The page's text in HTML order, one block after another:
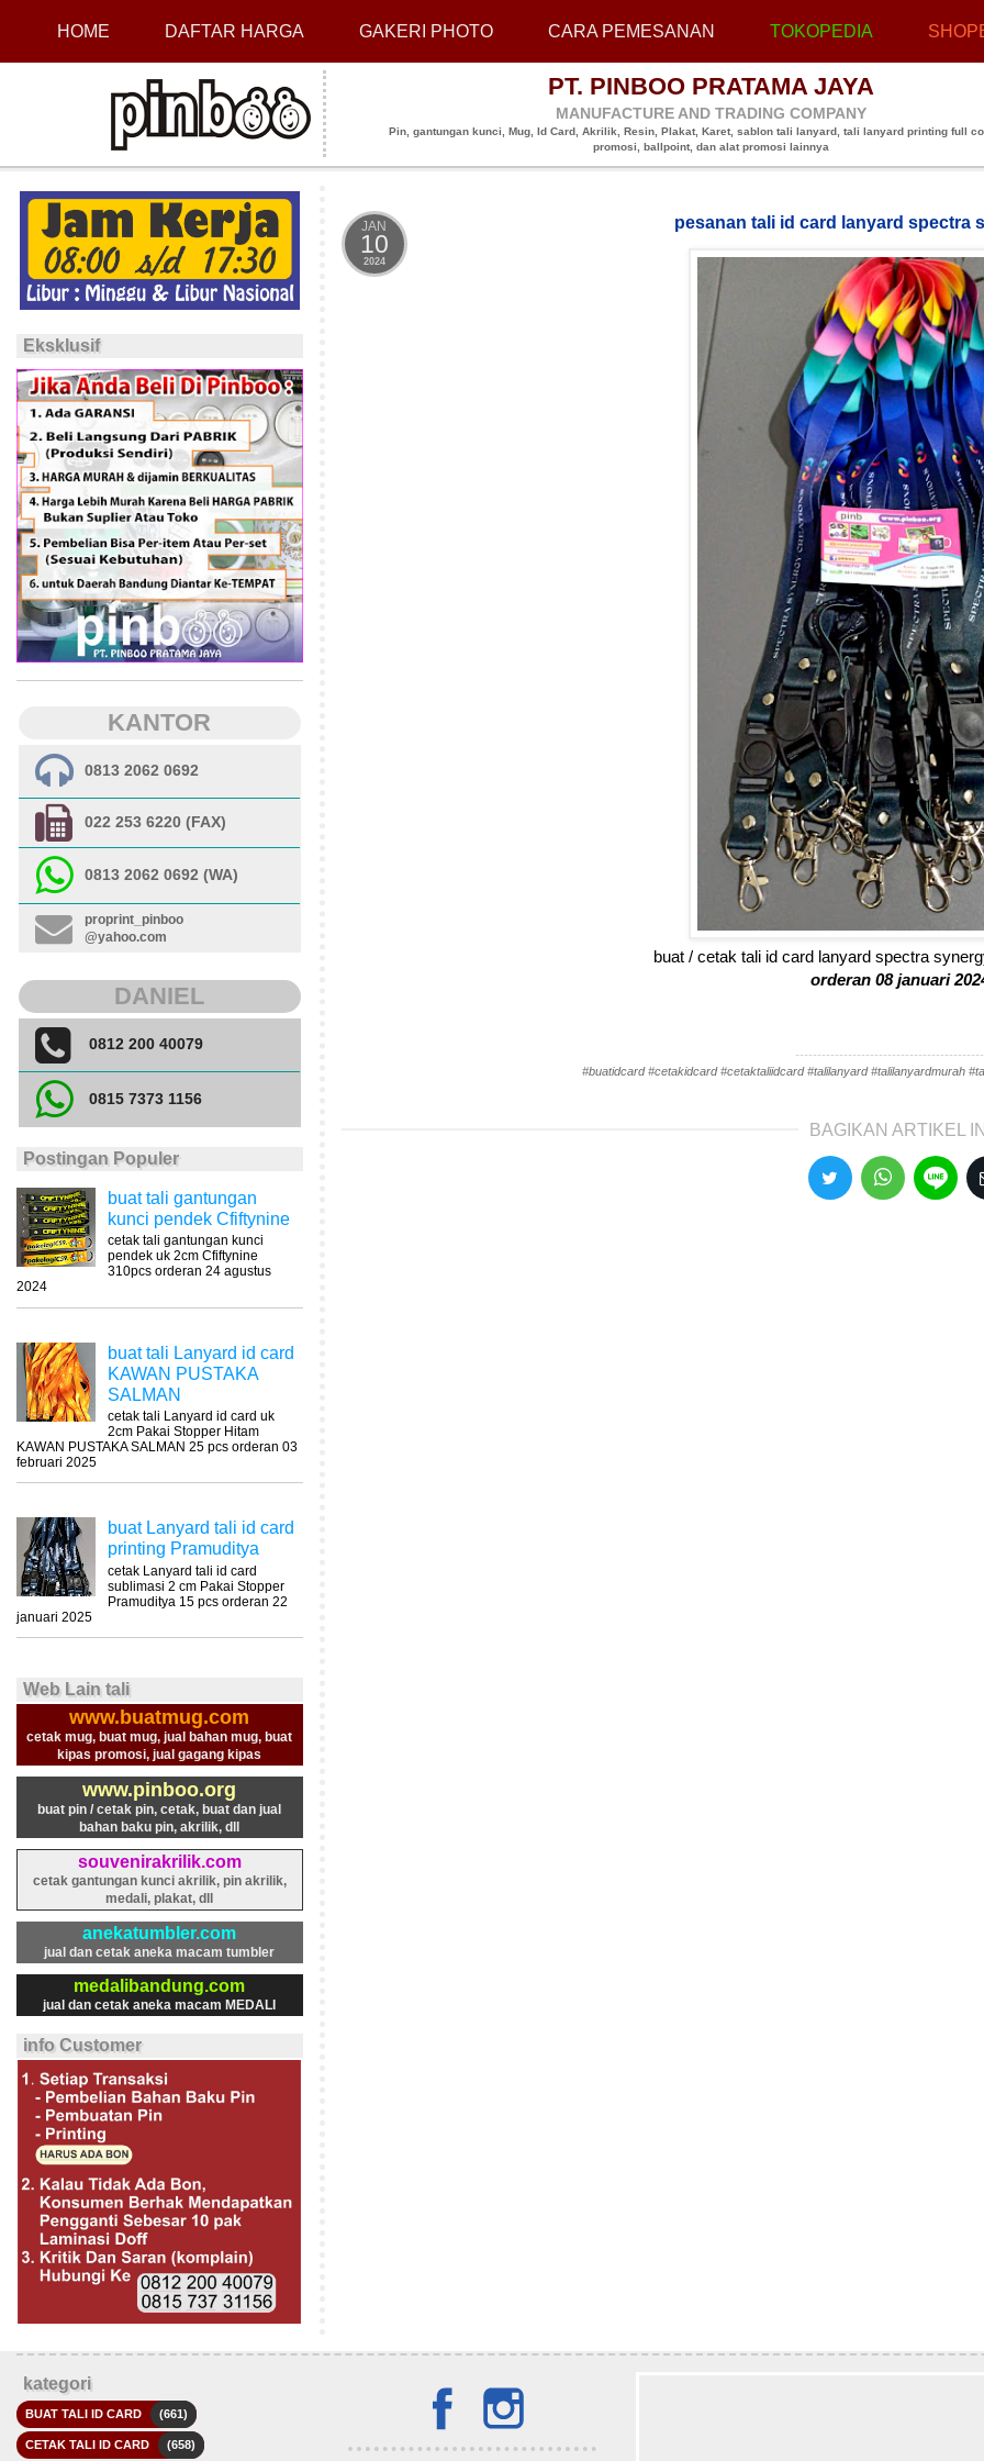
HOME DAFTAR HARGA GAKERI PHOTO CARA PEMESANAN TOKOPEDIA
PT. PINBOO PRATAMA JAYA
MANUFACTURE AND TRADING COMPANY
Pin, gantungan kunci, Mug, Id Card, Akrilik, Resin, Plakat, Karet, sablon tali lanyard, tali lanyard printing full
promosi, ballpoint, dan alat promosi lainnya
Eksklusif
KANTOR
0813 2062 0692
022 253 6220 (FAX)
0813 2062 0692 (WA)
proprint_pinboo
@yahoo.com
DANIEL
0812 200 40079
0815 7373 1156
Postingan Populer
buat tali gantungan
kunci pendek Cfiftynine
cetak tali gantungan kunci
pendek uk 2cm Cfiftynine
310pcs orderan 24 agustus
2024
buat tali Lanyard id card
KAWAN PUSTAKA
SALMAN
cetak tali Lanyard id card uk
2cm Pakai Stopper Hitam
KAWAN PUSTAKA SALMAN 25 pcs orderan 03
februari 2025
buat Lanyard tali id card
printing Pramuditya
cetak Lanyard tali id card
sublimasi 2 cm Pakai Stopper
Pramuditya 15 pcs orderan 22
januari 2025
Web Lain tali
www.buatmug.com
cetak mug, buat mug, jual bahan mug, buat
kipas promosi, jual gagang kipas
www.pinboo.org
buat pin / cetak pin, cetak, buat dan jual
bahan baku pin, akrilik, dll
souvenirakrilik.com
cetak gantungan kunci akrilik, pin akrilik,
medali, plakat, dll
anekatumbler.com
jual dan cetak aneka macam tumbler
medalibandung.com
jual dan cetak aneka macam MEDALI
info Customer
JAN
10
2024
pesanan tali id card lanyard spectra
buat / cetak tali id card lanyard spectra
orderan 08 januari
#buatidcard #cetakidcard #cetaktaliidcard #talilanyard #talilanyardmurah
BAGIKAN ARTIKEL INI
kategori
BUAT TALI ID CARD (661)
CETAK TALI ID CARD (658)